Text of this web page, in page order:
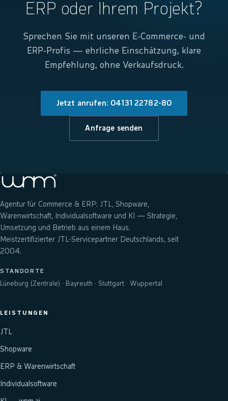
ERP oder Ihrem Projekt?
Sprechen Sie mit unseren E-Commerce- und
ERP-Profis — ehrliche Einschätzung, klare
Empfehlung, ohne Verkaufsdruck.
Jetzt anrufen: 04131 22782-80
Anfrage senden
Agentur für Commerce & ERP: JTL, Shopware,
Warenwirtschaft, Individualsoftware und KI — Strategie,
Umsetzung und Betrieb aus einem Haus.
Meistzertifizierter JTL-Servicepartner Deutschlands, seit
2004.
STANDORTE
Lüneburg (Zentrale) · Bayreuth · Stuttgart · Wuppertal
LEISTUNGEN
JTL
Shopware
ERP & Warenwirtschaft
Individualsoftware